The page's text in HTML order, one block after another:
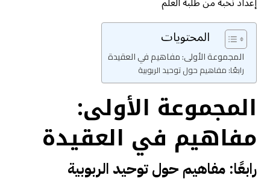
المحتويات
المجموعة الأولى: مفاهيم في العقيدة
رابعًا: مفاهيم حول توحيد الربوبية
المجموعة الأولى:
مفاهيم في العقيدة
رابعًا: مفاهيم حول توحيد الربوبية